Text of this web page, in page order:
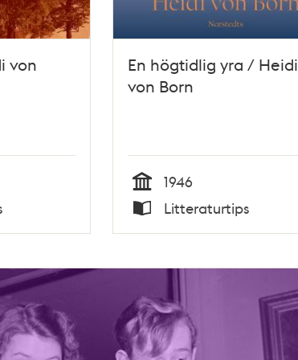
von
En högtidlig yra / Heidi
von Born
Tid
1946
Typ
Litteraturtips